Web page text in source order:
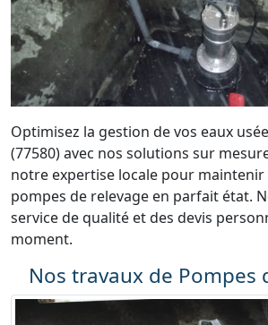
Optimisez la gestion de vos eaux
(77580) avec nos solutions sur
notre expertise locale pour maintenir
pompes de relevage en parfait état.
service de qualité et des devis
moment.
Nos travaux de Pompes